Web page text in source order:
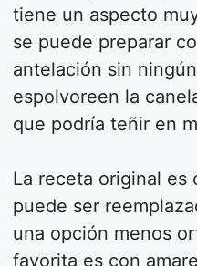
tiene un aspecto
se puede preparar
antelación sin
espolvoreen la
que podría teñir en
La receta original es
puede ser
una opción menos
favorita es con